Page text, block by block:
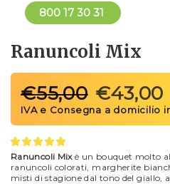
800 17 30 31
Ranuncoli Mix
€55,00 €43,00
Ranuncoli Mixè un bouquet molto
ranuncoli colorati, margherite
misti di stagione dal tono del giallo,